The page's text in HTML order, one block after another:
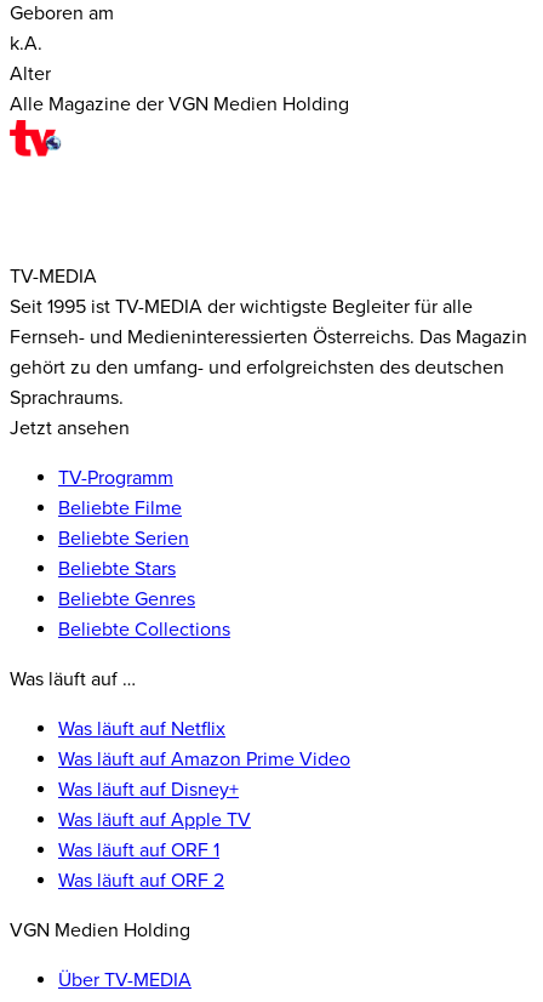
Geboren am
k.A.
Alter
Alle Magazine der VGN Medien Holding
TV-MEDIA
Seit 1995 ist TV-MEDIA der wichtigste Begleiter für alle
Fernseh- und Medieninteressierten Österreichs. Das Magazin
gehört zu den umfang- und erfolgreichsten des deutschen
Sprachraums.
Jetzt ansehen
TV-Programm
Beliebte Filme
Beliebte Serien
Beliebte Stars
Beliebte Genres
Beliebte Collections
Was läuft auf …
Was läuft auf Netflix
Was läuft auf Amazon Prime Video
Was läuft auf Disney+
Was läuft auf Apple TV
Was läuft auf ORF 1
Was läuft auf ORF 2
VGN Medien Holding
Über TV-MEDIA